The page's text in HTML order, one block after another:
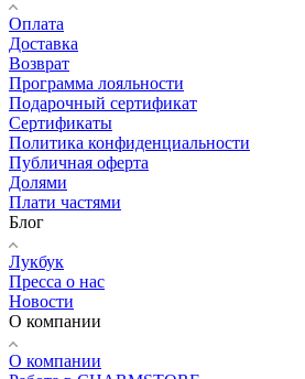
Оплата
Доставка
Возврат
Программа лояльности
Подарочный сертификат
Сертификаты
Политика конфиденциальности
Публичная оферта
Долями
Плати частями
Блог
Лукбук
Пресса о нас
Новости
О компании
О компании